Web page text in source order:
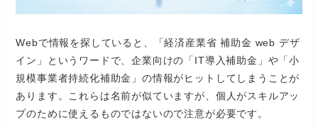
Webで情報を探していると、「経済産業省 補助金 web デザ
イン」というワードで、企業向けの「IT導入補助金」や「小
規模事業者持続化補助金」の情報がヒットしてしまうことが
あります。これらは名前が似ていますが、個人がスキルアッ
プのために使えるものではないので注意が必要です。